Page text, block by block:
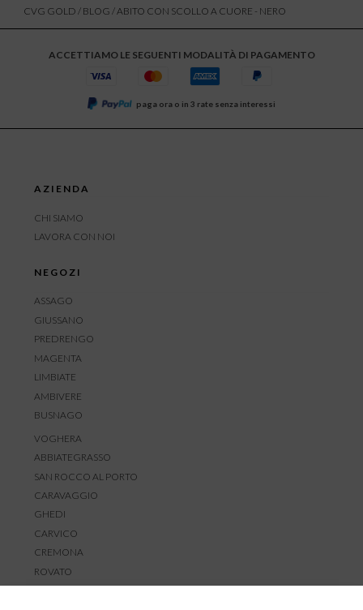
CVG GOLD / BLOG / ABITO CON SCOLLO A CUORE - NERO
ACCETTIAMO LE SEGUENTI MODALITÀ DI PAGAMENTO
paga ora o in 3 rate senza interessi
AZIENDA
CHI SIAMO
LAVORA CON NOI
NEGOZI
ASSAGO
GIUSSANO
PREDRENGO
MAGENTA
LIMBIATE
AMBIVERE
BUSNAGO
VOGHERA
ABBIATEGRASSO
SAN ROCCO AL PORTO
CARAVAGGIO
GHEDI
CARVICO
CREMONA
ROVATO